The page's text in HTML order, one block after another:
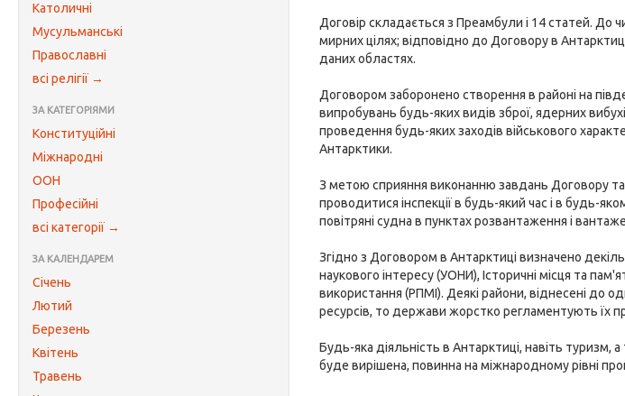
Католичні
Мусульманські
Православні
всі релігії →
ЗА КАТЕГОРІЯМИ
Конституційні
Міжнародні
ООН
Професійні
всі категорії →
ЗА КАЛЕНДАРЕМ
Січень
Лютий
Березень
Квітень
Травень
Договір складається з Преамбули і 14 статей.
мирних цілях; відповідно до Договору в
даних областях.
Договором заборонено створення в районі на
випробувань будь-яких видів зброї, ядерних
проведення будь-яких заходів військового
Антарктики.
З метою сприяння виконанню завдань Договору
проводитися інспекції в будь-який час і в будь-
повітряні судна в пунктах розвантаження і
Згідно з Договором в Антарктиці визначено
наукового інтересу (УОНИ), Історичні місця та
використання (РПМІ). Деякі райони, віднесені до
ресурсів, то держави жорстко регламентують їх
Будь-яка діяльність в Антарктиці, навіть
буде вирішена, повинна на міжнародному рівні